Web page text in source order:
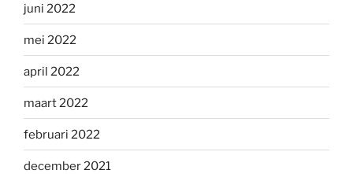
juni 2022
mei 2022
april 2022
maart 2022
februari 2022
december 2021